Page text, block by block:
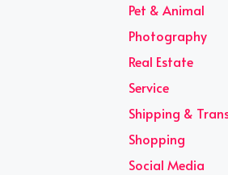
Pet & Animal
Photography
Real Estate
Service
Shipping &
Shopping
Social Media